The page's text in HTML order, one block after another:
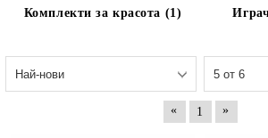
Комплекти за красота (1)
« 1 »